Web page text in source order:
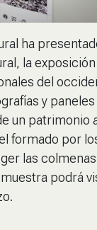
ha
la exposición
del
y
un patrimonio
formado por
las
podrá